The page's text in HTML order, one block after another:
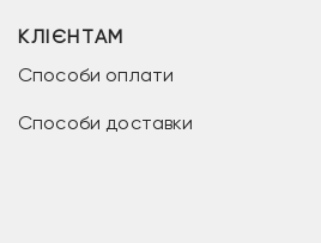
КЛІЄНТАМ
Способи оплати
Способи доставки